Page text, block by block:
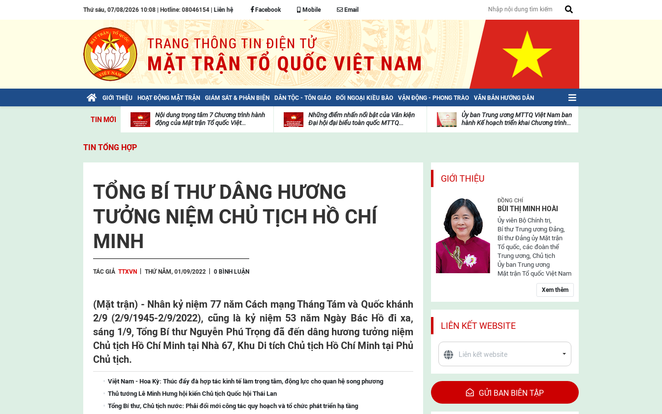
Thứ sáu, 07/08/2026 10:08 | Hotline: 08046154 | Liên hệ Facebook Mobile Email
GIỚI THIỆU HOẠT ĐỘNG MẶT TRẬN GIÁM SÁT & PHẢN BIỆN DÂN TỘC - TÔN GIÁO ĐỐI NGOẠI KIỀU BÀO VẬN ĐỘNG - PHONG TRÀO VĂN BẢN HƯỚNG DẪN
TIN MỚI
Bài viết của Tổng Bí thư Tô Lâm: TIẾN
viện
Nội dung trọng tâm 7 Chương trình hành
động của Mặt trận Tổ quốc Việt...
Những điểm nhấn nổi bật của Văn kiện
Đại hội đại biểu toàn quốc MTTQ...
mặt
trận
Ủy ban Trung ương MTTQ Việt Nam ban
hành Kế hoạch triển khai Chương trình...
TIN TỔNG HỢP
TỔNG BÍ THƯ DÂNG HƯƠNG
TƯỞNG NIỆM CHỦ TỊCH HỒ CHÍ
MINH
TÁC GIẢ TTXVN THỨ NĂM, 01/09/2022 0 BÌNH LUẬN
(Mặt trận) - Nhân kỷ niệm 77 năm Cách mạng Tháng Tám và Quốc khánh
2/9 (2/9/1945-2/9/2022), cũng là kỷ niệm 53 năm Ngày Bác Hồ đi xa,
sáng 1/9, Tổng Bí thư Nguyễn Phú Trọng đã đến dâng hương tưởng niệm
Chủ tịch Hồ Chí Minh tại Nhà 67, Khu Di tích Chủ tịch Hồ Chí Minh tại Phủ
Chủ tịch.
Việt Nam - Hoa Kỳ: Thúc đẩy đà hợp tác kinh tế làm trọng tâm, động lực cho quan hệ song phương
Thủ tướng Lê Minh Hưng hội kiến Chủ tịch Quốc hội Thái Lan
Tổng Bí thư, Chủ tịch nước: Phải đổi mới công tác quy hoạch và tổ chức phát triển hạ tầng
GIỚI THIỆU
ĐỒNG CHÍ
BÙI THỊ MINH HOÀI
Ủy viên Bộ Chính trị,
Bí thư Trung ương Đảng,
Bí thư Đảng ủy Mặt trận
Tổ quốc, các đoàn thể
Trung ương, Chủ tịch
Ủy ban Trung ương
Mặt trận Tổ quốc Việt Nam
Xem thêm
LIÊN KẾT WEBSITE
GỬI BAN BIÊN TẬP